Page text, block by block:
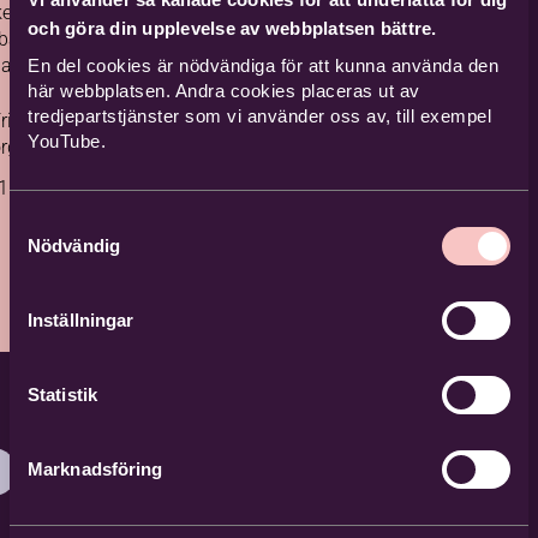
och göra din upplevelse av webbplatsen bättre.
En del cookies är nödvändiga för att kunna använda den
här webbplatsen. Andra cookies placeras ut av
tredjepartstjänster som vi använder oss av, till exempel
YouTube.
Nödvändig
Inställningar
Statistik
Marknadsföring
med
spela nya
kristna
musik i
Kommand
4 … 18